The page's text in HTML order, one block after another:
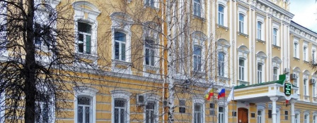
Перейти к основному содержанию